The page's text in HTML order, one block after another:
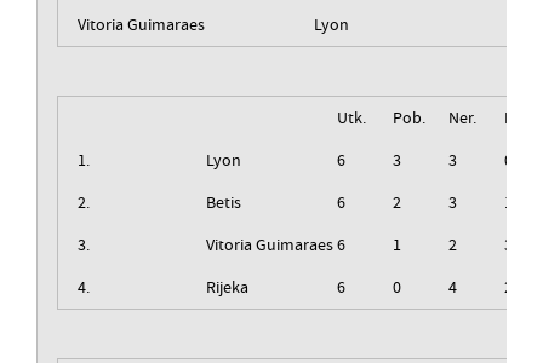
Vitoria Guimaraes
Lyon
Utk. Pob. Ner.
Izg.
1.
Lyon 6 3 3
0
2.
Betis 6 2 3
1
3.
Vitoria Guimaraes6 1 2
3
4.
Rijeka 6 0 4 2